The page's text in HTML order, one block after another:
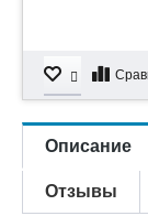
Описание
Отзывы